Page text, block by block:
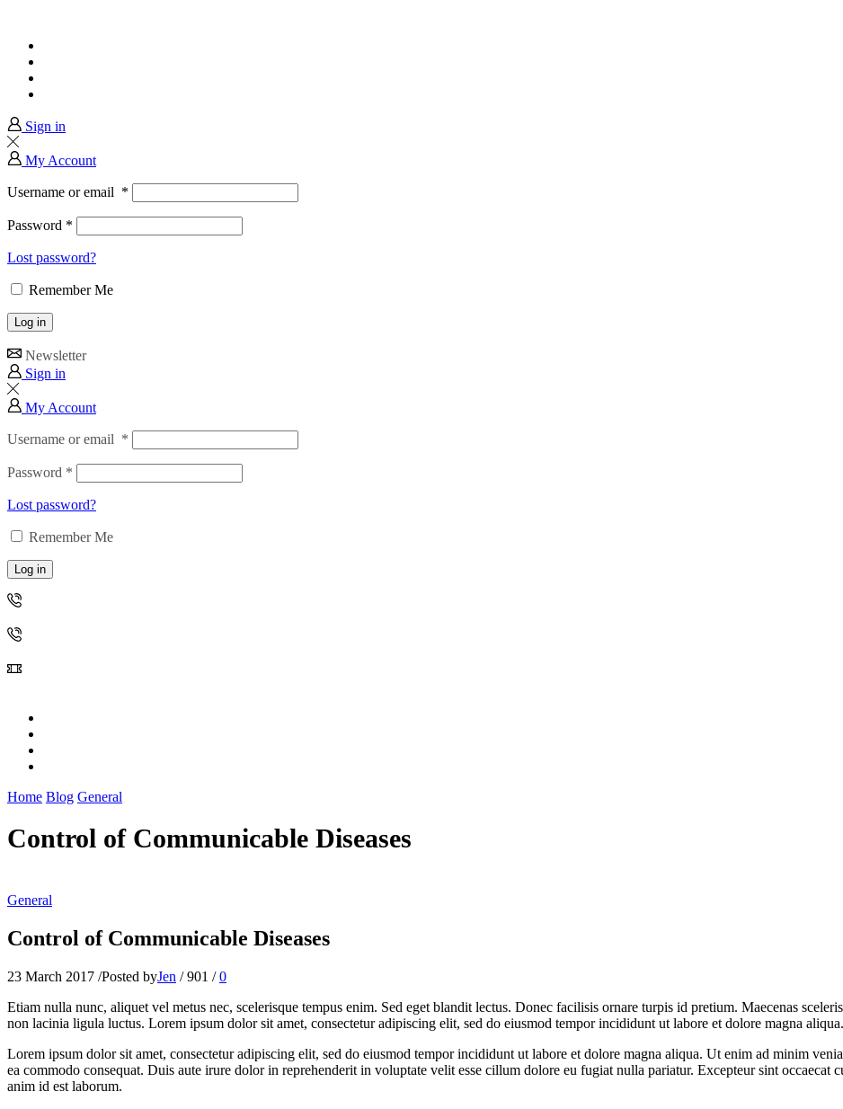
Sign in
My Account
Username or email *
Password *
Lost password?
Remember Me
Log in
Newsletter
Sign in
My Account
Username or email *
Password *
Lost password?
Remember Me
Log in
Home Blog General
Control of Communicable Diseases
General
Control of Communicable Diseases
23 March 2017 /Posted byJen / 901 / 0
Etiam nulla nunc, aliquet vel metus nec, scelerisque tempus enim. Sed eget blandit lectus. Donec facilisis ornare turpis id pretium. Maecenas
non lacinia ligula luctus. Lorem ipsum dolor sit amet, consectetur adipiscing elit, sed do eiusmod tempor incididunt ut labore et dolore magna
Lorem ipsum dolor sit amet, consectetur adipiscing elit, sed do eiusmod tempor incididunt ut labore et dolore magna aliqua. Ut enim ad minim
ea commodo consequat. Duis aute irure dolor in reprehenderit in voluptate velit esse cillum dolore eu fugiat nulla pariatur. Excepteur sint
anim id est laborum.